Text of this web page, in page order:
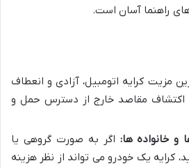
راهنما آسان است.
مزیت کرایه اتومبیل، آزادی و انعطاف
اکتشاف مقاصد خارج از دسترس حمل و
و خانواده ها: اگر به صورت گروهی یا
کرایه یک خودرو می تواند از نظر هزینه